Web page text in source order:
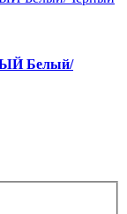
Белый/